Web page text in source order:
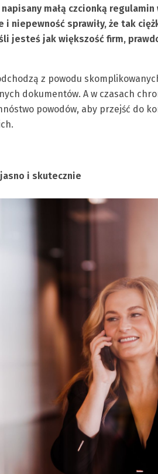
małą czcionką
i niepewność sprawiły, że tak
jesteś jak większość firm,
z powodu
dokumentów. A w czasach
powodów, aby przejść do
i skutecznie